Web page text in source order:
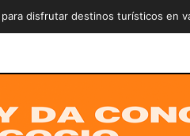
conformar la estructura